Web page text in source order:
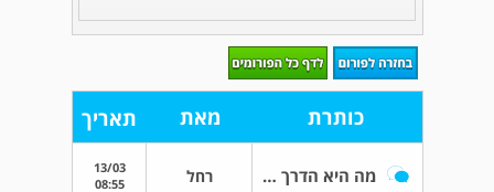
כותרת מאת תאריך
מה היא הדרך של קביעת חוקים וערכים? רחל
13/03
08:55